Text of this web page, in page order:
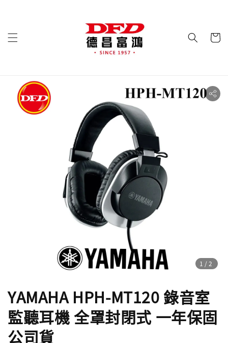
1 /2
YAMAHA HPH-MT120 錄音室
監聽耳機 全罩封閉式 一年保固
公司貨